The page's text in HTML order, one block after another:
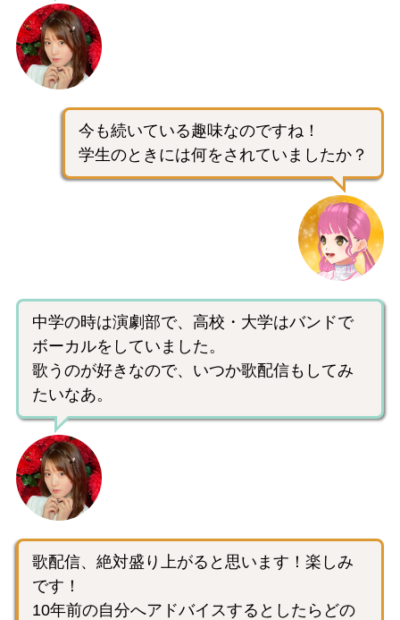
今も続いている趣味なのですね！
学生のときには何をされていましたか？
中学の時は演劇部で、高校・大学はバンドで
ボーカルをしていました。
歌うのが好きなので、いつか歌配信もしてみ
たいなあ。
歌配信、絶対盛り上がると思います！楽しみ
です！
10年前の自分へアドバイスするとしたらどの